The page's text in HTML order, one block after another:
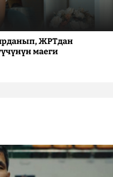
ЖРТдан
маеги